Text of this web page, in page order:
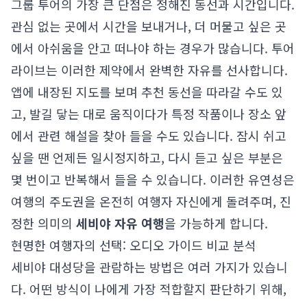
그룹 투어의 가장 큰 단점은 정해진 동선과 시간입니다.
관심 없는 곳에서 시간을 보내거나, 더 머물고 싶은 곳
에서 아쉬움을 안고 떠나야 하는 경우가 많습니다. 투어
라이브는 이러한 제약에서 완벽한 자유를 선사합니다.
앱에 내장된 지도를 보며 추천 동선을 따라갈 수도 있
고, 발길 닿는 대로 움직이다가 특정 작품이나 장소 앞
에서 관련 해설을 찾아 들을 수도 있습니다. 잠시 쉬고
싶을 땐 언제든 일시정지하고, 다시 듣고 싶은 부분은
몇 번이고 반복해서 들을 수 있습니다. 이러한 유연성은
여행의 주도권을 온전히 여행자 자신에게 돌려주며, 진
정한 의미의 세비야 자유 여행을 가능하게 합니다.
현명한 여행자의 선택: 오디오 가이드 비교 분석
세비야 대성당을 관람하는 방법은 여러 가지가 있습니
다. 어떤 방식이 나에게 가장 적합할지 판단하기 위해,